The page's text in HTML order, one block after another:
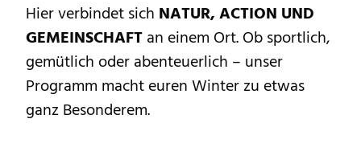
Hier verbindet sich NATUR, ACTION UND
GEMEINSCHAFTan einem Ort. Ob sportlich,
gemütlich oder abenteuerlich – unser
Programm macht euren Winter zu etwas
ganz Besonderem.